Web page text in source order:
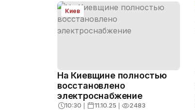
Киев
На Киевщине полностью
восстановлено
электроснабжение
10:30 ❘ 11.10.25 ❘ 2483